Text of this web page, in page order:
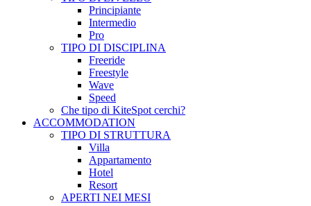
Principiante
Intermedio
Pro
TIPO DI DISCIPLINA
Freeride
Freestyle
Wave
Speed
Che tipo di KiteSpot cerchi?
ACCOMMODATION
TIPO DI STRUTTURA
Villa
Appartamento
Hotel
Resort
APERTI NEI MESI